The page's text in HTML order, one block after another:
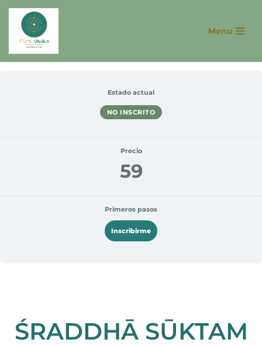
Saltar
contenido
Menu
Estado actual
NO INSCRITO
Precio
59
Primeros pasos
Inscribirme
ŚRADDHĀ SŪKTAM